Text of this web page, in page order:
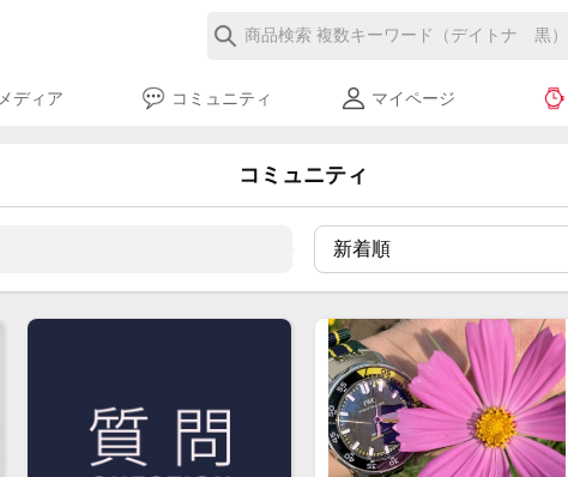
メディア コミュニティ マイページ
コミュニティ